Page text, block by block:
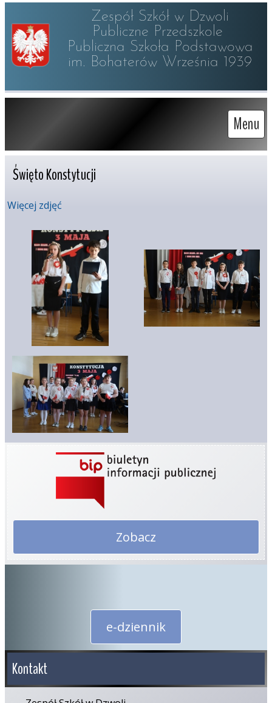
Zespół Szkół w Dzwoli
Publiczne Przedszkole
Publiczna Szkoła Podstawowa
im. Bohaterów Września 1939
Menu
Święto Konstytucji
Więcej zdjęć
Zobacz
e-dziennik
Kontakt